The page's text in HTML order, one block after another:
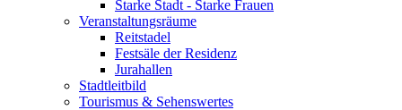
Starke Stadt - Starke Frauen
Veranstaltungsräume
Reitstadel
Festsäle der Residenz
Jurahallen
Stadtleitbild
Tourismus & Sehenswertes